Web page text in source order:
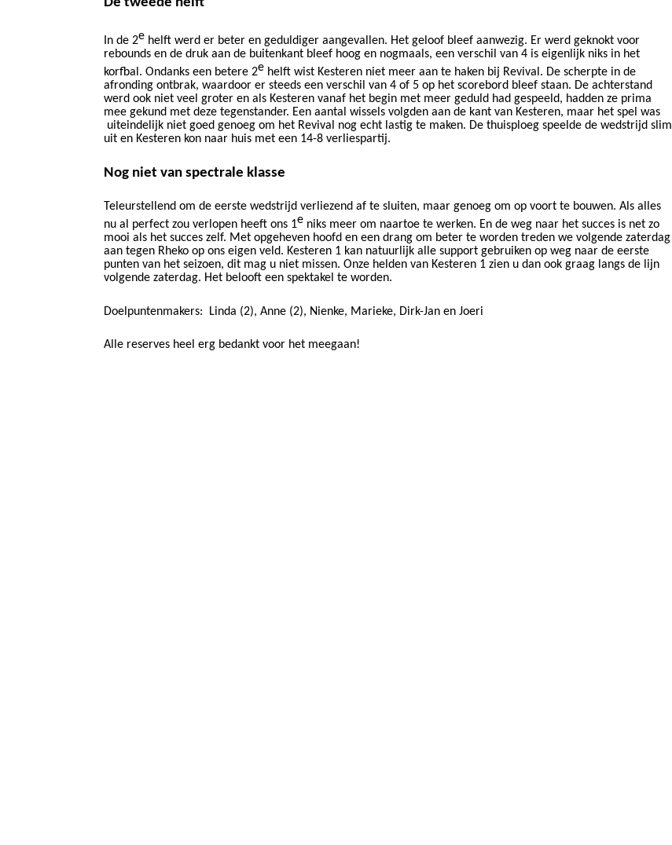
n de 2e ​​ helft​​ werd er​​ beter en geduldiger aangevallen. Het geloof bleef aanwezig. Er werd geknokt voor
rebounds en de druk aan de buitenkant bleef hoog en nogmaals, een verschil van 4 is eigenlijk niks in het
korfbal. ​​ Ondanks een betere 2e ​​ helft​​ wist Kesteren niet meer aan te haken bij Revival. De scherpte in de
afronding ontbrak, waardoor er steeds een verschil van 4 of 5 op het scorebord bleef staan. De achterstand
werd ook niet veel groter en als Kesteren vanaf het begin met meer geduld had gespeeld, hadden ze prima
mee gekund met deze tegenstander. Een aantal wissels volgden ​​ aan de kant van Kesteren,​​ maar ​​ het​​ spel ​​ was
uiteindelijk niet ​​ goed ​​ genoeg om het Revival nog echt lastig te maken. De thuisploeg speelde de wedstrijd slim
uit en Kesteren kon naar huis met een 14-8 verliespartij.​​
Nog niet van spectrale klasse
Teleurstellend om de eerste wedstrijd verliezend af te sluiten, maar genoeg om op​​ voort te ​​ bouwen. Als alles
nu al perfect zou​​ verlopen heeft ons 1e ​​ niks meer om naartoe te werken. En de weg naar het succes​​ is net zo
mooi als ​​ het succes zelf. Met opgeheven hoofd​​ en een​​ drang om beter te worden treden we volgende zaterdag
aan tegen Rheko op ons eigen veld.​​ Kesteren 1 kan natuurlijk alle support gebruiken op weg naar de eerste
punten van het seizoen, dit mag u niet missen. Onze helden van Kesteren 1 zien u dan ook graag langs de lijn
volgende zaterdag. Het belooft een spektakel te worden.
Doelpuntenmakers: Linda (2), Anne (2), Nienke, Marieke, Dirk-Jan en Joeri
Alle reserves heel erg bedankt voor het meegaan!